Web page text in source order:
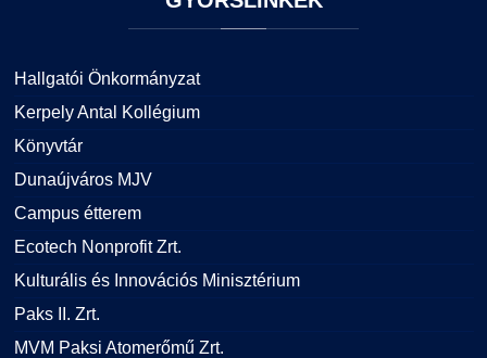
Hallgatói Önkormányzat
Kerpely Antal Kollégium
Könyvtár
Dunaújváros MJV
Campus étterem
Ecotech Nonprofit Zrt.
Kulturális és Innovációs Minisztérium
Paks II. Zrt.
MVM Paksi Atomerőmű Zrt.